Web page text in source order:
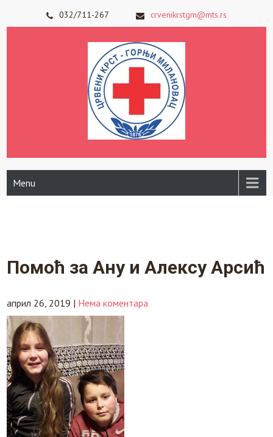
032/711-267 crvenikrstgm@mts.rs
Menu
Помоћ за Ану и Алексу Арсић
април 26, 2019 | Нема коментара